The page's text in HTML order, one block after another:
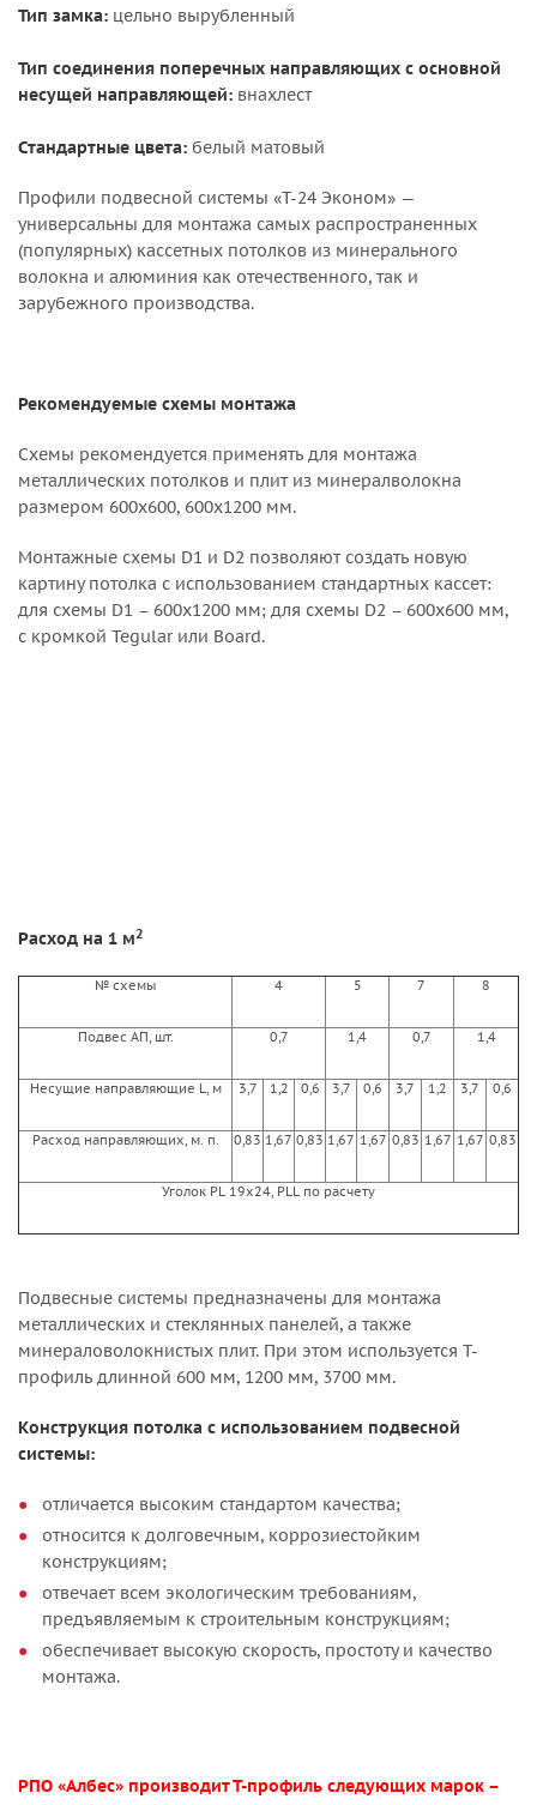
Тип замка: цельно вырубленный
Тип соединения поперечных направляющих с основной
несущей направляющей: внахлест
Стандартные цвета: белый матовый
Профили подвесной системы «Т-24 Эконом» —
универсальны для монтажа самых распространенных
(популярных) кассетных потолков из минерального
волокна и алюминия как отечественного, так и
зарубежного производства.
Рекомендуемые схемы монтажа
Схемы рекомендуется применять для монтажа
металлических потолков и плит из минералволокна
размером 600х600, 600х1200 мм.
Монтажные схемы D1 и D2 позволяют создать новую
картину потолка с использованием стандартных кассет:
для схемы D1 – 600х1200 мм; для схемы D2 – 600х600 мм,
с кромкой Tegular или Board.
Расход на 1 м2
№ схемы 4 5 7 8
Подвес АП, шт. 0,7 1,4 0,7 1,4
Несущие направляющие L, м 3,7 1,2 0,6 3,7 0,6 3,7 1,2 3,7 0,6
Расход направляющих, м. п. 0,83 1,67 0,83 1,67 1,67 0,83 1,67 1,67 0,83
Уголок PL 19x24, PLL по расчету
Подвесные системы предназначены для монтажа
металлических и стеклянных панелей, а также
минераловолокнистых плит. При этом используется Т-
профиль длинной 600 мм, 1200 мм, 3700 мм.
Конструкция потолка с использованием подвесной
системы:
отличается высоким стандартом качества;
относится к долговечным, коррозиестойким
конструкциям;
отвечает всем экологическим требованиям,
предъявляемым к строительным конструкциям;
обеспечивает высокую скорость, простоту и качество
монтажа.
РПО «Албес» производит Т-профиль следующих марок –